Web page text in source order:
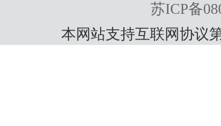
苏ICP备
本网站支持互联网协